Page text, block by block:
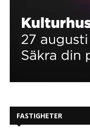
FASTIGHETER